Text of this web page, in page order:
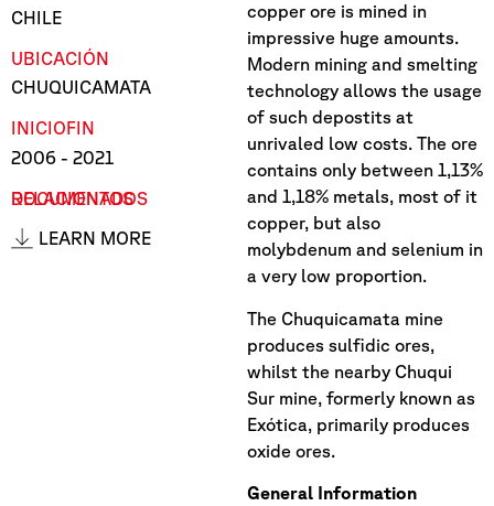
CHILE
UBICACIÓN
CHUQUICAMATA
INICIO FIN
2006 - 2021
DOCUMENTOS RELACIONADOS
LEARN MORE
copper ore is mined in
impressive huge amounts.
Modern mining and smelting
technology allows the usage
of such depostits at
unrivaled low costs. The ore
contains only between 1,13%
and 1,18% metals, most of it
copper, but also
molybdenum and selenium in
a very low proportion.
The Chuquicamata mine
produces sulfidic ores,
whilst the nearby Chuqui
Sur mine, formerly known as
Exótica, primarily produces
oxide ores.
General Information